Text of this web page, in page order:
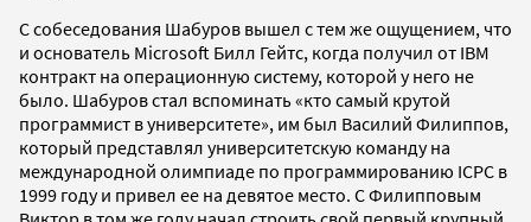
С собеседования Шабуров вышел с тем же ощущением, что
и основатель Microsoft Билл Гейтс, когда получил от IBM
контракт на операционную систему, которой у него не
было. Шабуров стал вспоминать «кто самый крутой
программист в университете», им был Василий Филиппов,
который представлял университетскую команду на
международной олимпиаде по программированию ICPC в
1999 году и привел ее на девятое место. С Филипповым